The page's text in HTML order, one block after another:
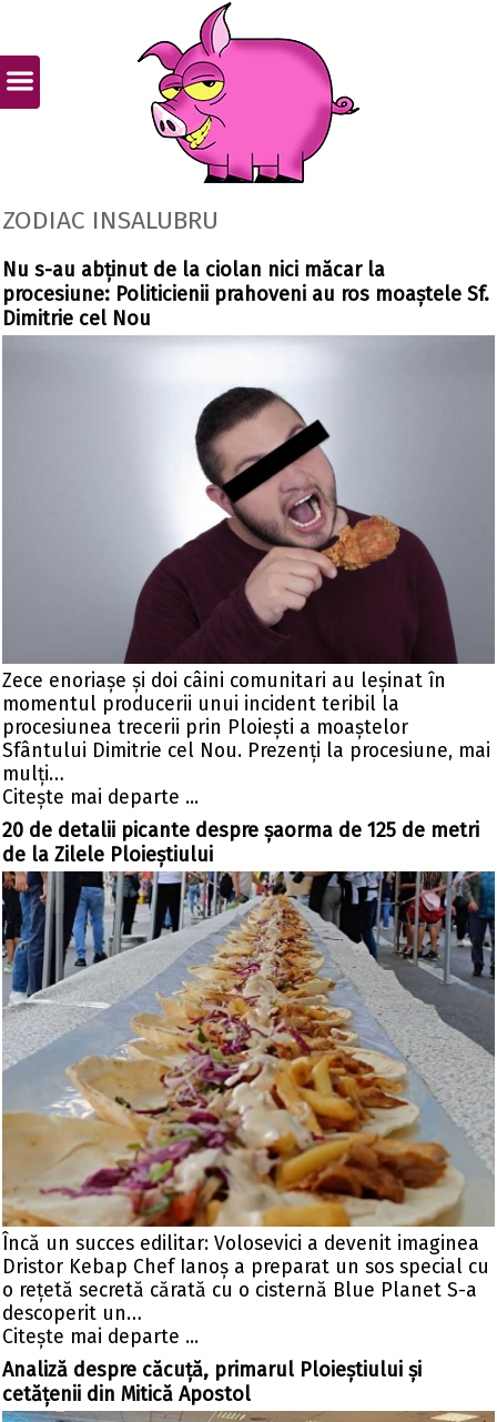
ZODIAC INSALUBRU
Nu s-au abținut de la ciolan nici măcar la
procesiune: Politicienii prahoveni au ros moaștele Sf.
Dimitrie cel Nou
Zece enoriașe și doi câini comunitari au leșinat în
momentul producerii unui incident teribil la
procesiunea trecerii prin Ploiești a moaștelor
Sfântului Dimitrie cel Nou. Prezenți la procesiune, mai
mulți…
Citeşte mai departe ...
20 de detalii picante despre șaorma de 125 de metri
de la Zilele Ploieștiului
Încă un succes edilitar: Volosevici a devenit imaginea
Dristor Kebap Chef Ianoș a preparat un sos special cu
o rețetă secretă cărată cu o cisternă Blue Planet S-a
descoperit un…
Citeşte mai departe ...
Analiză despre căcuță, primarul Ploieștiului și
cetățenii din Mitică Apostol